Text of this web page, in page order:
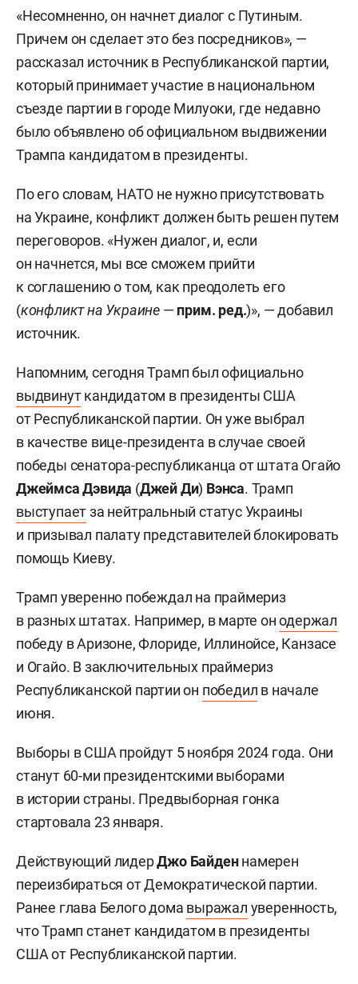
«Несомненно, он начнет диалог с Путиным.
Причем он сделает это без посредников», —
рассказал источник в Республиканской партии,
который принимает участие в национальном
съезде партии в городе Милуоки, где недавно
было объявлено об официальном выдвижении
Трампа кандидатом в президенты.
По его словам, НАТО не нужно присутствовать
на Украине, конфликт должен быть решен путем
переговоров. «Нужен диалог, и, если
он начнется, мы все сможем прийти
к соглашению о том, как преодолеть его
(конфликт на Украине — прим. ред.)», — добавил
источник.
Напомним, сегодня Трамп был официально
выдвинуткандидатом в президенты США
от Республиканской партии. Он уже выбрал
в качестве вице-президента в случае своей
победы сенатора-республиканца от штата Огайо
ДжеймсаДэвида (Джей Ди) Вэнса. Трамп
выступаетза нейтральный статус Украины
и призывал палату представителей блокировать
помощь Киеву.
Трамп уверенно побеждал на праймериз
в разных штатах. Например, в марте онодержал
победу в Аризоне, Флориде, Иллинойсе, Канзасе
и Огайо. В заключительных праймериз
Республиканской партии он победил в начале
июня.
Выборы в США пройдут 5 ноября 2024 года. Они
станут 60-ми президентскими выборами
в истории страны. Предвыборная гонка
стартовала 23 января.
Действующий лидерДжо Байденнамерен
переизбираться от Демократической партии.
Ранее глава Белого дома выражал уверенность,
что Трамп станет кандидатом в президенты
США от Республиканской партии.